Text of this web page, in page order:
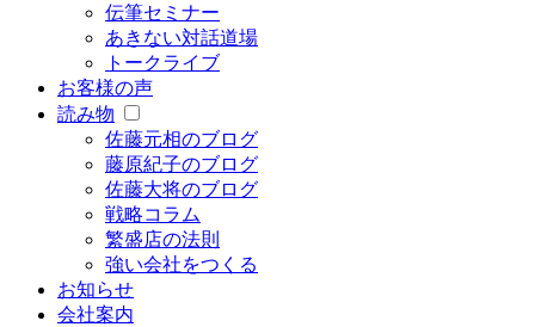
伝筆セミナー
あきない対話道場
トークライブ
お客様の声
読み物
佐藤元相のブログ
藤原紀子のブログ
佐藤大将のブログ
戦略コラム
繁盛店の法則
強い会社をつくる
お知らせ
会社案内